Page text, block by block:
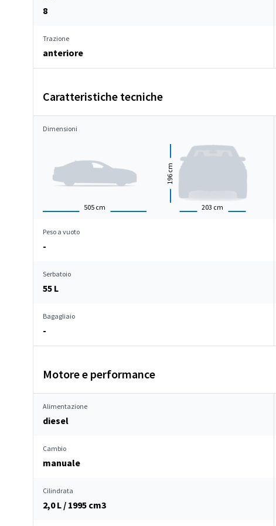
8
Trazione
anteriore
Caratteristiche tecniche
Dimensioni
505 cm 203 cm
196
cm
Peso a vuoto
-
Serbatoio
55 L
Bagagliaio
-
Motore e performance
Alimentazione
diesel
Cambio
manuale
Cilindrata
2,0 L / 1995 cm3